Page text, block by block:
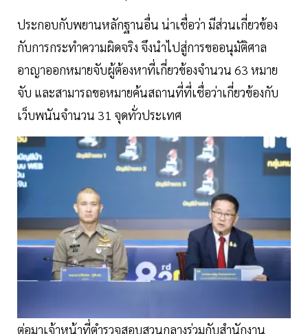
ประกอบกับพยานหลักฐานอื่น น่าเชื่อว่า มีส่วนเกี่ยวข้อง
กับการกระทำความผิดจริง จึงนำไปสู่การขออนุมัติศาล
อาญาออกหมายจับผู้ต้องหาที่เกี่ยวข้องจำนวน 63 หมาย
จับ และสามารถขอหมายค้นสถานที่ที่เชื่อว่าเกี่ยวข้องกับ
เว็บพนันจำนวน 31 จุดทั่วประเทศ
ต่อมาเจ้าหน้าที่ตำรวจสอบสวนกลางร่วมกับสำนักงาน